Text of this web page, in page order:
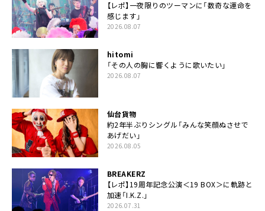
【レポ】一夜限りのツーマンに「数奇な運命を
感じます」
2026.08.07
hitomi
「その人の胸に響くように歌いたい」
2026.08.07
仙台貨物
約2年半ぶりシングル「みんな笑顔ぬさせで
あげだい」
2026.08.05
BREAKERZ
【レポ】19周年記念公演＜19 BOX＞に軌跡と
加速「I.K.Z.」
2026.07.31